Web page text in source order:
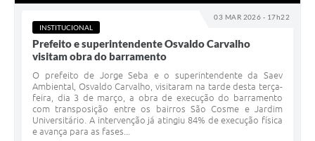
03 MAR 2026 - 17h22
INSTITUCIONAL
Prefeito e superintendente Osvaldo Carvalho
visitam obra do barramento
O prefeito de Jorge Seba e o superintendente da Saev
Ambiental, Osvaldo Carvalho, visitaram na tarde desta terça-
feira, dia 3 de março, a obra de execução do barramento
com transposição entre os bairros São Cosme e Jardim
Universitário. A intervenção já atingiu 84% de execução física
e avança para as fases...